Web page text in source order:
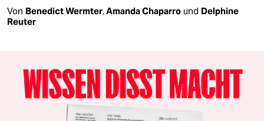
Von Benedict Wermter,Amanda Chaparro und Delphine
Reuter